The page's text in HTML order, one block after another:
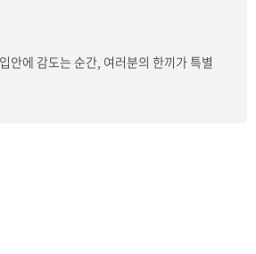
안에 감도는 순간, 여러분의 한끼가 특별